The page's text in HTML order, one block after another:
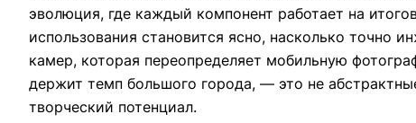
эволюция, где каждый компонент работает на
использования становится ясно, насколько точно
камер, которая переопределяет мобильную
держит темп большого города, — это не
творческий потенциал.